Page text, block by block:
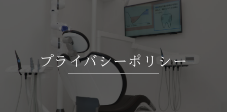
プライバシーポリシー